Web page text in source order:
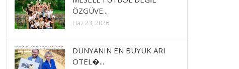
ÖZGÜVE...
Haz 23, 2026
DÜNYANIN EN BÜYÜK ARI
OTEL�...